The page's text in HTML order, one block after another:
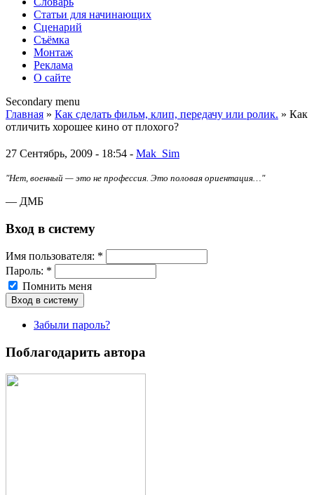
Статьи для начинающих
Сценарий
Съёмка
Монтаж
Реклама
О сайте
Secondary menu
Главная » Как сделать фильм, клип, передачу или ролик. » Как
отличить хорошее кино от плохого?
27 Сентябрь, 2009 - 18:54 - Mak_Sim
"Нет, военный — это не профессия. Это половая ориентация…"
— ДМБ
Вход в систему
Имя пoльзовaтeля: *
Пароль: *
Помнить меня
Забыли пароль?
Поблагодарить автора